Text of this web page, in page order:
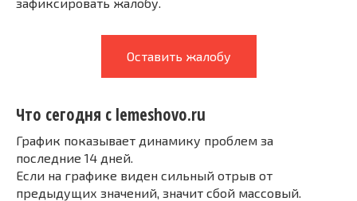
Оставить жалобу
Что сегодня с lemeshovo.ru
График показывает динамику проблем за
последние 14 дней.
Если на графике виден сильный отрыв от
предыдущих значений, значит сбой массовый.